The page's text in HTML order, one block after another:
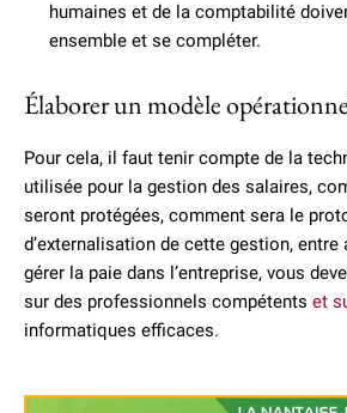
humaines et de la comptabilité
ensemble et se compléter.
Élaborer un modèle
Pour cela, il faut tenir compte de la
utilisée pour la gestion des salaires,
seront protégées, comment sera le
d’externalisation de cette gestion, entre
gérer la paie dans l’entreprise, vous
sur des professionnels compétents et
informatiques efficaces.